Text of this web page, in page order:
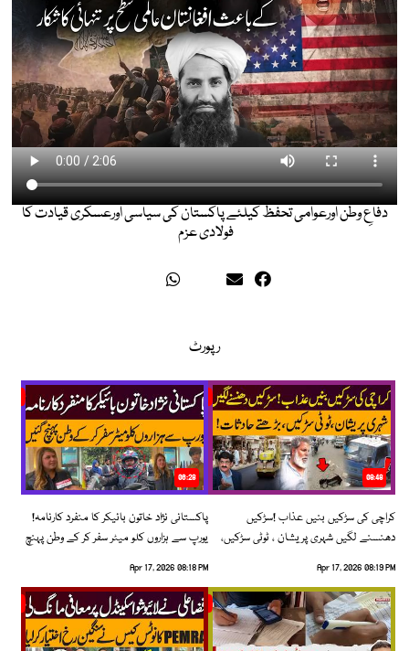
دفاعِ وطن اورعوامی تحفظ کیلئے پاکستان کی سیاسی اورعسکری قیادت کا
فولادی عزم
رپورٹ
08:48
کراچی کی سڑکیں بنیں عذاب !سڑکیں
دھنسنے لگیں شہری پریشان ، ٹوٹی سڑکیں،
Apr 17, 2026 08:19 PM
06:28
پاکستانی نژاد خاتون بائیکر کا منفرد کارنامہ!
یورپ سے ہزاروں کلو میٹر سفر کر کے وطن پہنچ
Apr 17, 2026 08:18 PM